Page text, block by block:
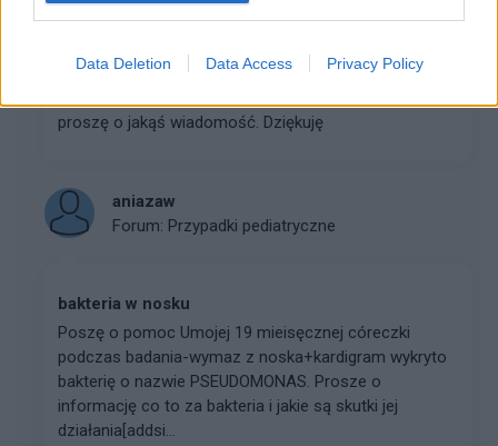
Data Deletion Data Access Privacy Policy
Witam wszystkich Poszukuję dobrego psychologa
proszę o jakąś wiadomość. Dziękuję
aniazaw
Forum: Przypadki pediatryczne
bakteria w nosku
Poszę o pomoc Umojej 19 mieisęcznej córeczki
podczas badania-wymaz z noska+kardigram wykryto
bakterię o nazwie PSEUDOMONAS. Prosze o
informację co to za bakteria i jakie są skutki jej
działania[addsi...